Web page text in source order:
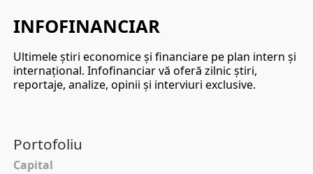
INFOFINANCIAR
Ultimele ştiri economice şi financiare pe plan intern şi
internaţional. Infofinanciar vă oferă zilnic ştiri,
reportaje, analize, opinii şi interviuri exclusive.
Portofoliu
Capital